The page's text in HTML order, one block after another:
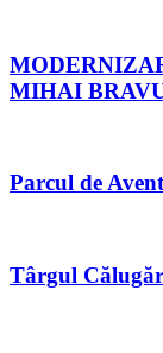
MIHAI
Parcul de
Târgul